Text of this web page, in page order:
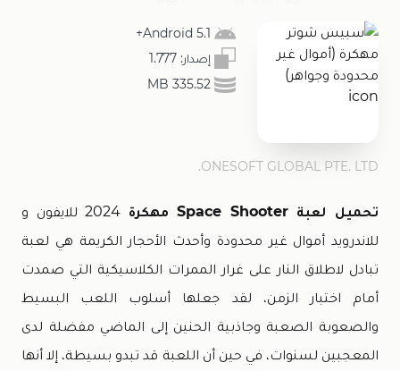
Android 5.1+
إصدار: 1.777
335.52 MB
ONESOFT GLOBAL PTE. LTD.
تحميل لعبة Space Shooter مهكرة
2024 للايفون و
للاندرويد أموال غير محدودة وأحدث الأحجار الكريمة هي لعبة
تبادل لاطلاق النار على غرار الممرات الكلاسيكية التي صمدت
أمام اختبار الزمن، لقد جعلها أسلوب اللعب البسيط
والصعوبة الصعبة وجاذبية الحنين إلى الماضي مفضلة لدى
المعجبين لسنوات، في حين أن اللعبة قد تبدو بسيطة، إلا أنها